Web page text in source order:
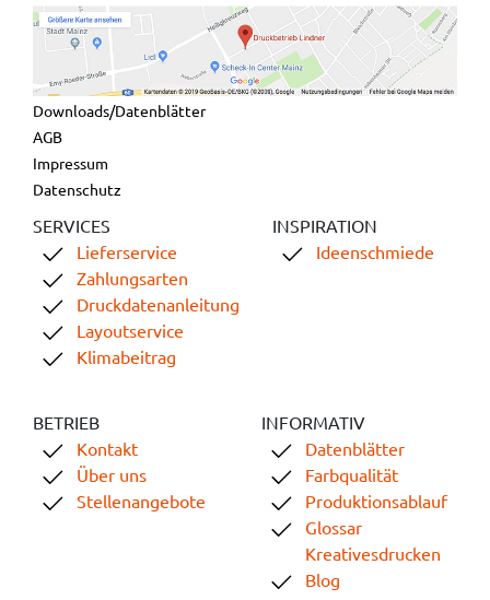
Downloads/Datenblätter
AGB
Impressum
Datenschutz
SERVICES
Lieferservice
Zahlungsarten
Druckdatenanleitung
Layoutservice
Klimabeitrag
INSPIRATION
Ideenschmiede
BETRIEB
Kontakt
Über uns
Stellenangebote
INFORMATIV
Datenblätter
Farbqualität
Produktionsablauf
Glossar
Kreativesdrucken
Blog